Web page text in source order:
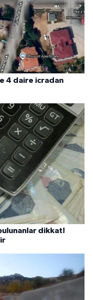
4 daire icradan
dikkat!